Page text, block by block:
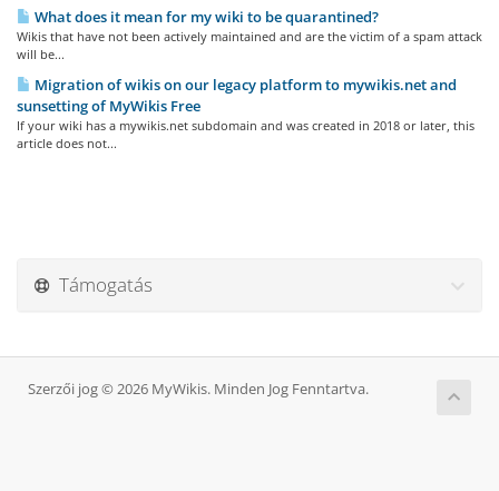
What does it mean for my wiki to be quarantined?
Wikis that have not been actively maintained and are the victim of a spam attack
will be...
Migration of wikis on our legacy platform to mywikis.net and
sunsetting of MyWikis Free
If your wiki has a mywikis.net subdomain and was created in 2018 or later, this
article does not...
Támogatás
Szerzői jog © 2026 MyWikis. Minden Jog Fenntartva.